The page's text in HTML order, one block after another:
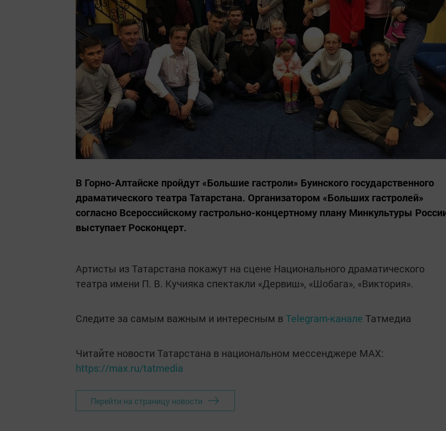
В Горно-Алтайске пройдут «Большие гастроли» Буинского государственного
драматического театра Татарстана. Организатором «Больших гастролей»
согласно Всероссийскому гастрольно-концертному плану Минкультуры
выступает Росконцерт.
Артисты из Татарстана покажут на сцене Национального драматического
театра имени П. В. Кучияка спектакли «Дервиш», «Шобага», «Виктория».
Следите за самым важным и интересным в Telegram-канале Татмедиа
Читайте новости Татарстана в национальном мессенджере MАХ:
https://max.ru/tatmedia
Перейти на страницу новости